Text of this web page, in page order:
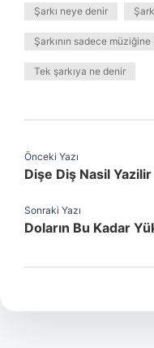
Şarkı neye denir
Şarkının sadece
Tek şarkıya ne denir
Önceki Yazı
Dişe Diş Nasil
Sonraki Yazı
Doların Bu Kadar